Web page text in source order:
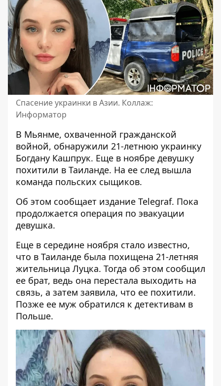
Спасение украинки в Азии. Коллаж:
Информатор
В Мьянме, охваченной гражданской
войной, обнаружили 21-летнюю украинку
Богдану Кашпрук. Еще в ноябре девушку
похитили в Таиланде. На ее след вышла
команда польских сыщиков.
Об этом сообщает издание Telegraf. Пока
продолжается операция по эвакуации
девушка.
Еще в середине ноября стало известно,
что в Таиланде была похищена 21-летняя
жительница Луцка. Тогда об этом сообщил
ее брат, ведь она перестала выходить на
связь, а затем заявила, что ее похитили.
Позже ее муж обратился к детективам в
Польше.